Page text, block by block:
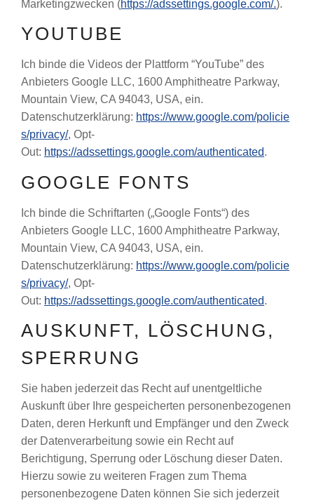
Marketingzwecken (https://adssettings.google.com/.).
YOUTUBE
Ich binde die Videos der Plattform “YouTube” des
Anbieters Google LLC, 1600 Amphitheatre Parkway,
Mountain View, CA 94043, USA, ein.
Datenschutzerklärung: https://www.google.com/policie
s/privacy/, Opt-
Out: https://adssettings.google.com/authenticated.
GOOGLE FONTS
Ich binde die Schriftarten („Google Fonts“) des
Anbieters Google LLC, 1600 Amphitheatre Parkway,
Mountain View, CA 94043, USA, ein.
Datenschutzerklärung: https://www.google.com/policie
s/privacy/, Opt-
Out: https://adssettings.google.com/authenticated.
AUSKUNFT, LÖSCHUNG,
SPERRUNG
Sie haben jederzeit das Recht auf unentgeltliche
Auskunft über Ihre gespeicherten personenbezogenen
Daten, deren Herkunft und Empfänger und den Zweck
der Datenverarbeitung sowie ein Recht auf
Berichtigung, Sperrung oder Löschung dieser Daten.
Hierzu sowie zu weiteren Fragen zum Thema
personenbezogene Daten können Sie sich jederzeit